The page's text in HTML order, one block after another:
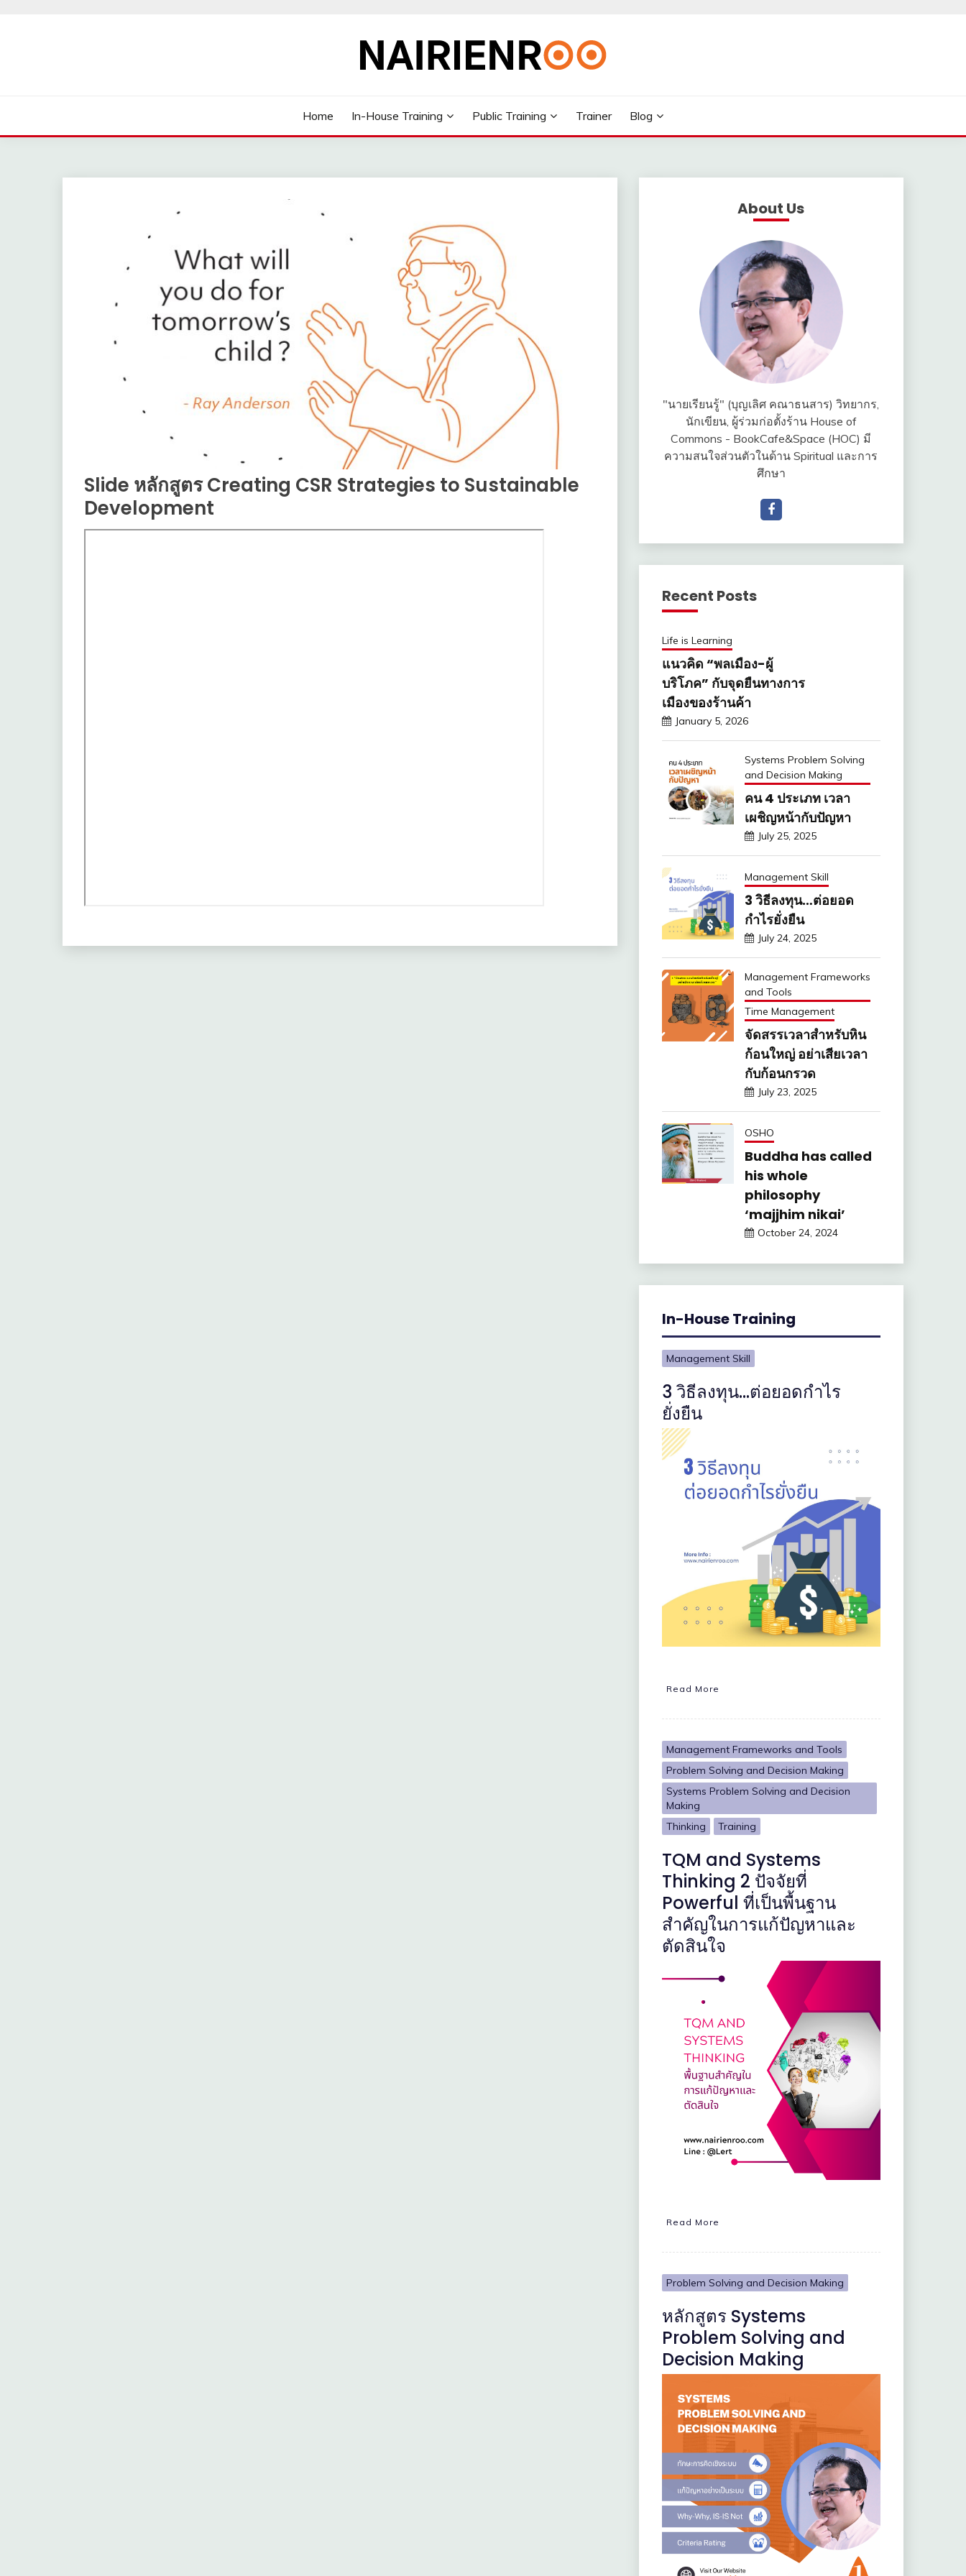
Home In-House Training Public Training Trainer Blog
Slide หลักสูตร Creating CSR Strategies to Sustainable
Development
About Us
"นายเรียนรู้" (บุญเลิศ คณาธนสาร) วิทยากร,
นักเขียน, ผู้ร่วมก่อตั้งร้าน House of
Commons - BookCafe&Space (HOC) มี
ความสนใจส่วนตัวในด้าน Spiritual และการ
ศึกษา
Recent Posts
Life is Learning
แนวคิด “พลเมือง-ผู้
บริโภค” กับจุดยืนทางการ
เมืองของร้านค้า
January 5, 2026
Systems Problem Solving
and Decision Making
คน 4 ประเภท เวลา
เผชิญหน้ากับปัญหา
July 25, 2025
Management Skill
3 วิธีลงทุน…ต่อยอด
กำไรยั่งยืน
July 24, 2025
Management Frameworks
and Tools
Time Management
จัดสรรเวลาสำหรับหิน
ก้อนใหญ่ อย่าเสียเวลา
กับก้อนกรวด
July 23, 2025
OSHO
Buddha has called
his whole
philosophy
‘majjhim nikai’
October 24, 2024
In-House Training
Management Skill
3 วิธีลงทุน…ต่อยอดกำไร
ยั่งยืน
Read More
Management Frameworks and Tools
Problem Solving and Decision Making
Systems Problem Solving and Decision
Making
Thinking
Training
TQM and Systems
Thinking 2 ปัจจัยที่
Powerful ที่เป็นพื้นฐาน
สำคัญในการแก้ปัญหาและ
ตัดสินใจ
Read More
Problem Solving and Decision Making
หลักสูตร Systems
Problem Solving and
Decision Making